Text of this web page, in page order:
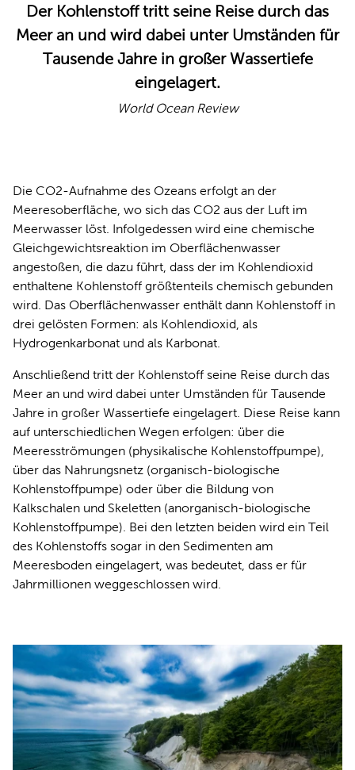
Der Kohlenstoff tritt seine Reise durch das
Meer an und wird dabei unter Umständen für
Tausende Jahre in großer Wassertiefe
eingelagert.
World Ocean Review
Die CO2-Aufnahme des Ozeans erfolgt an der
Meeresoberfläche, wo sich das CO2 aus der Luft im
Meerwasser löst. Infolgedessen wird eine chemische
Gleichgewichtsreaktion im Oberflächenwasser
angestoßen, die dazu führt, dass der im Kohlendioxid
enthaltene Kohlenstoff größtenteils chemisch gebunden
wird. Das Oberflächenwasser enthält dann Kohlenstoff in
drei gelösten Formen: als Kohlendioxid, als
Hydrogenkarbonat und als Karbonat.
Anschließend tritt der Kohlenstoff seine Reise durch das
Meer an und wird dabei unter Umständen für Tausende
Jahre in großer Wassertiefe eingelagert. Diese Reise kann
auf unterschiedlichen Wegen erfolgen: über die
Meeresströmungen (physikalische Kohlenstoffpumpe),
über das Nahrungsnetz (organisch-biologische
Kohlenstoffpumpe) oder über die Bildung von
Kalkschalen und Skeletten (anorganisch-biologische
Kohlenstoffpumpe). Bei den letzten beiden wird ein Teil
des Kohlenstoffs sogar in den Sedimenten am
Meeresboden eingelagert, was bedeutet, dass er für
Jahrmillionen weggeschlossen wird.